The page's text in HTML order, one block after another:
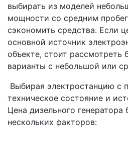
выбирать из моделей
мощности со средним
сэкономить средства. Если
основной источник
объекте, стоит
варианты с небольшой или
Выбирая электростанцию с
техническое состояние и
Цена дизельного генератора
нескольких факторов: